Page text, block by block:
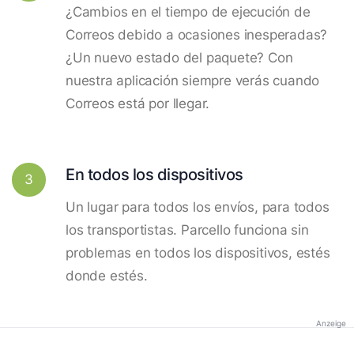
¿Cambios en el tiempo de ejecución de
Correos debido a ocasiones inesperadas?
¿Un nuevo estado del paquete? Con
nuestra aplicación siempre verás cuando
Correos está por llegar.
3 En todos los dispositivos
Un lugar para todos los envíos, para todos
los transportistas. Parcello funciona sin
problemas en todos los dispositivos, estés
donde estés.
Anzeige